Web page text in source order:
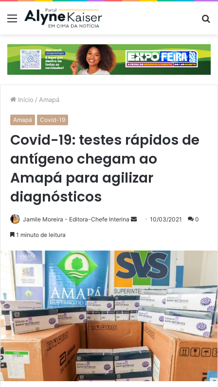
Menu
Início / Amapá
Amapá Covid-19
Covid-19: testes rápidos de
antígeno chegam ao
Amapá para agilizar
diagnósticos
Jamile Moreira - Editora-Chefe Interina
Mande
mail
10/03/2021 0
1 minuto de leitura